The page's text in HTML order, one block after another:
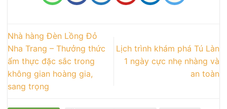
Nhà hàng Đèn Lồng Đỏ
Nha Trang – Thưởng thức
ẩm thực đặc sắc trong
không gian hoàng gia,
sang trọng
Lịch trình khám phá Tú Làn
1 ngày cực nhẹ nhàng và
an toàn